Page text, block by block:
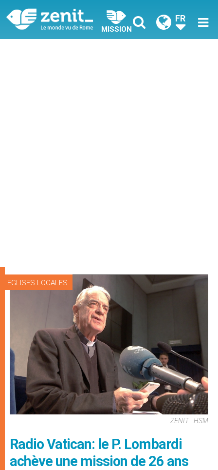
MISSION
FR
EGLISES LOCALES
ZENIT - HSM
Radio Vatican: le P. Lombardi
achève une mission de 26 ans